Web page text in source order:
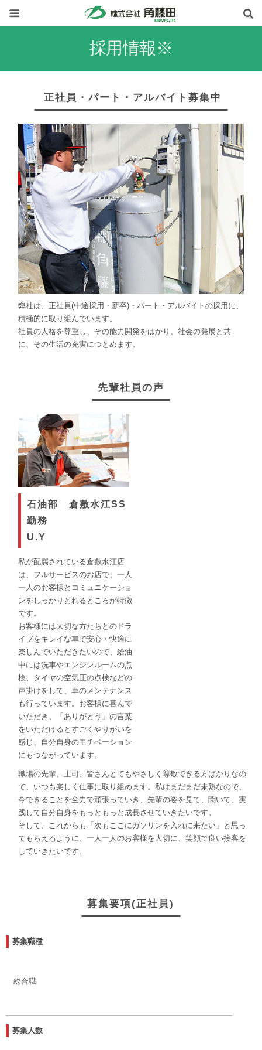
採用情報※
正社員・パート・アルバイト募集中
弊社は、正社員(中途採用・新卒)・パート・アルバイトの採用に、
積極的に取り組んでいます。
社員の人格を尊重し、その能力開発をはかり、社会の発展と共
に、その生活の充実につとめます。
先輩社員の声
石油部 倉敷水江SS
勤務
U.Y
私が配属されている倉敷水江店
は、フルサービスのお店で、一人
一人のお客様とコミュニケーショ
ンをしっかりとれるところが特徴
です。
お客様には大切な方たちとのドラ
イブをキレイな車で安心・快適に
楽しんでいただきたいので、給油
中には洗車やエンジンルームの点
検、タイヤの空気圧の点検などの
声掛けをして、車のメンテナンス
も行っています。お客様に喜んで
いただき、「ありがとう」の言葉
をいただけるとすごくやりがいを
感じ、自分自身のモチベーション
にもつながっています。
職場の先輩、上司、皆さんとてもやさしく尊敬できる方ばかりなの
で、いつも楽しく仕事に取り組めます。私はまだまだ未熟なので、
今できることを全力で頑張っていき、先輩の姿を見て、聞いて、実
践して自分自身をもっともっと成長させていきたいです。
そして、これからも「次もここにガソリンを入れに来たい」と思っ
てもらえるように、一人一人のお客様を大切に、笑顔で良い接客を
していきたいです。
募集要項(正社員)
募集職種
総合職
募集人数